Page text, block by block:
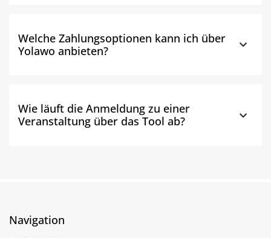
Welche Zahlungsoptionen kann ich über
Yolawo anbieten?
Wie läuft die Anmeldung zu einer
Veranstaltung über das Tool ab?
Navigation